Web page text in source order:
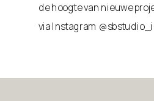
de hoogte van nieuwe
via Instagram